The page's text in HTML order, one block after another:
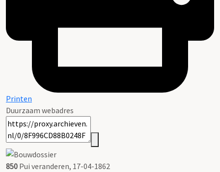
Printen
Duurzaam webadres
850 Pui veranderen, 17-04-1862